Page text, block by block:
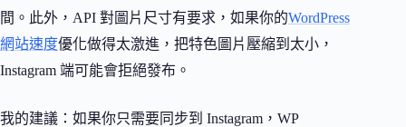
間。此外，API 對圖片尺寸有要求，如果你的WordPress
網站速度優化做得太激進，把特色圖片壓縮到太小，
Instagram 端可能會拒絕發布。
我的建議：如果你只需要同步到 Instagram，WP